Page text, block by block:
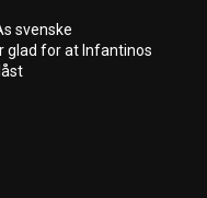
svenske
glad for at Infantinos